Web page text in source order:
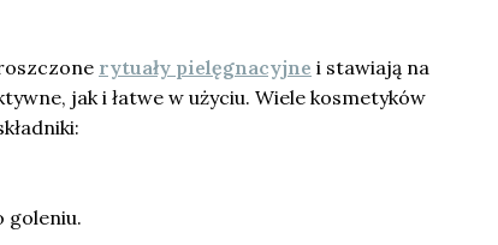
rytuały pielęgnacyjne i stawiają na
jak i łatwe w użyciu. Wiele kosmetyków
goleniu.